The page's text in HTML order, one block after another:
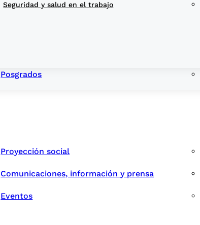
Seguridad y salud en el trabajo
Posgrados
Proyección social
Comunicaciones, información y prensa
Eventos